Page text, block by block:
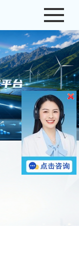
查看更多
账款保理
电建保